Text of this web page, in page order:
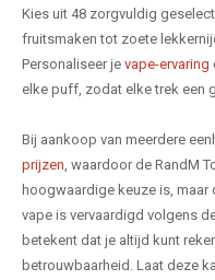
Kies uit 48 zorgvuldig
fruitsmaken tot zoete
Personaliseer je vape-ervaring
elke puff, zodat elke trek een
Bij aankoop van meerdere
prijzen , waardoor de RandM
hoogwaardige keuze is, maar
vape is vervaardigd volgens
betekent dat je altijd kunt
betrouwbaarheid. Laat deze